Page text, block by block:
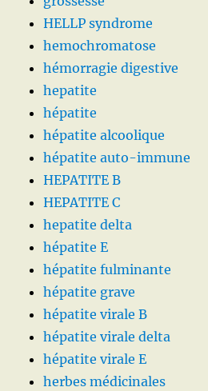
HELLP syndrome
hemochromatose
hémorragie digestive
hepatite
hépatite
hépatite alcoolique
hépatite auto-immune
HEPATITE B
HEPATITE C
hepatite delta
hépatite E
hépatite fulminante
hépatite grave
hépatite virale B
hépatite virale delta
hépatite virale E
herbes médicinales